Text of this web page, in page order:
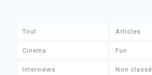
Tout Articles
Cinema Fun
Interviews Non classé